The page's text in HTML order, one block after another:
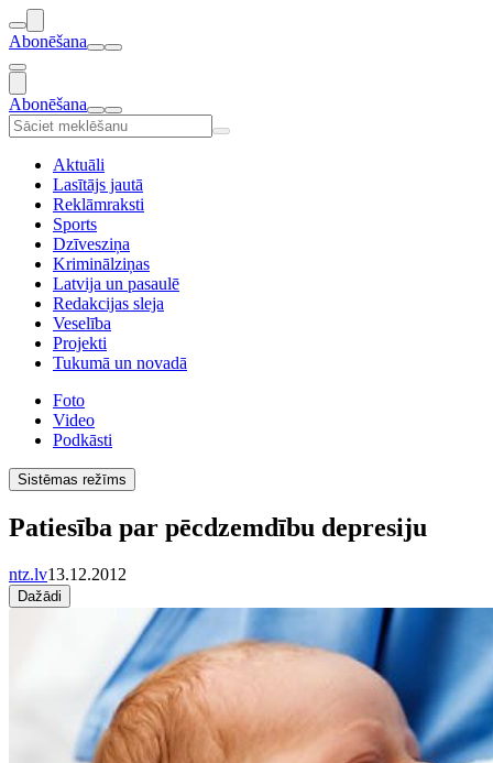
Abonēšana
Abonēšana
Aktuāli
Lasītājs jautā
Reklāmraksti
Sports
Dzīvesziņa
Kriminālziņas
Latvija un pasaulē
Redakcijas sleja
Veselība
Projekti
Tukumā un novadā
Foto
Video
Podkāsti
Sistēmas režīms
Patiesība par pēcdzemdību depresiju
ntz.lv13.12.2012
Dažādi